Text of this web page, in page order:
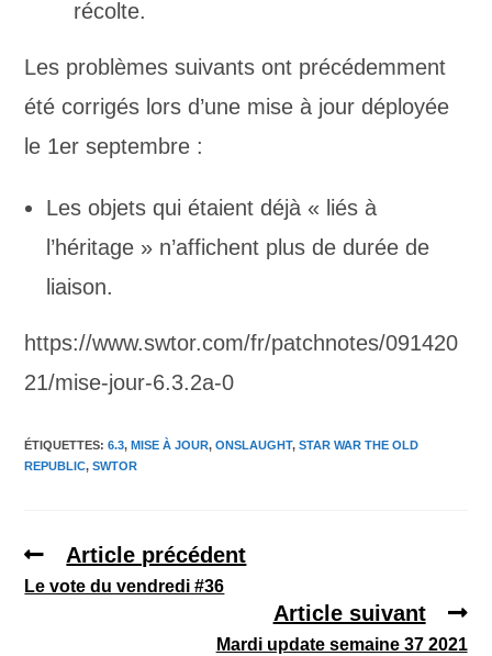
récolte.
Les problèmes suivants ont précédemment
été corrigés lors d’une mise à jour déployée
le 1er septembre :
Les objets qui étaient déjà « liés à
l’héritage » n’affichent plus de durée de
liaison.
https://www.swtor.com/fr/patchnotes/091420
21/mise-jour-6.3.2a-0
ÉTIQUETTES:6.3, MISE À JOUR, ONSLAUGHT, STAR WAR THE OLD
REPUBLIC, SWTOR
Article précédent
Le vote du vendredi #36
Article suivant
Mardi update semaine 37 2021